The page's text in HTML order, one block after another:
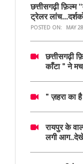
छत्तीसगढ़ी फ़िल्म
ट्रेलर
POSTED ON: MAY
छत्तीसगढ़ी
काँटा " ने
" ज़हरा का
रायपुर के
लगी आग..देखें